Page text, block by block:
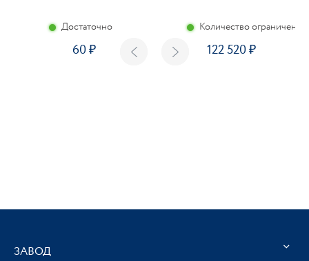
Достаточно
60
Количество ограничено
122 520
ЗАВОД